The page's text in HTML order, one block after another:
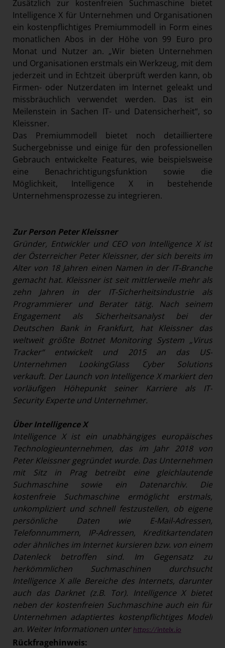
Zusätzlich zur kostenfreien Suchmaschine bietet
Intelligence X für Unternehmen und Organisationen
ein kostenpflichtiges Premiummodell in Form eines
monatlichen Abos in der Höhe von 99 Euro pro
Monat und Nutzer an. „Wir bieten Unternehmen
und Organisationen erstmals ein Werkzeug, mit dem
jederzeit und in Echtzeit überprüft werden kann, ob
Firmen- oder Nutzerdaten im Internet geleakt und
missbräuchlich verwendet werden. Das ist ein
Meilenstein in Sachen IT- und Datensicherheit“, so
Kleissner.
Das Premiummodell bietet noch detailliertere
Suchergebnisse und einige für den professionellen
Gebrauch entwickelte Features, wie beispielsweise
eine Benachrichtigungsfunktion sowie die
Möglichkeit, Intelligence X in bestehende
Unternehmensprozesse zu integrieren.
Zur Person Peter Kleissner
Gründer, Entwickler und CEO von Intelligence X ist
der Österreicher Peter Kleissner, der sich bereits im
Alter von 18 Jahren einen Namen in der IT-Branche
gemacht hat. Kleissner ist seit mittlerweile mehr als
zehn Jahren in der IT-Sicherheitsindustrie als
Programmierer und Berater tätig. Nach seinem
Engagement als Sicherheitsanalyst bei der
Deutschen Bank in Frankfurt, hat Kleissner das
weltweit größte Botnet Monitoring System „Virus
Tracker“ entwickelt und 2015 an das US-
Unternehmen LookingGlass Cyber Solutions
verkauft. Der Launch von Intelligence X markiert den
vorläufigen Höhepunkt seiner Karriere als IT-
Security Experte und Unternehmer.
Über Intelligence X
Intelligence X ist ein unabhängiges europäisches
Technologieunternehmen, das im Jahr 2018 von
Peter Kleissner gegründet wurde. Das Unternehmen
mit Sitz in Prag betreibt eine gleichlautende
Suchmaschine sowie ein Datenarchiv. Die
kostenfreie Suchmaschine ermöglicht erstmals,
unkompliziert und schnell festzustellen, ob eigene
persönliche Daten wie E-Mail-Adressen,
Telefonnummern, IP-Adressen, Kreditkartendaten
oder ähnliches im Internet kursieren bzw. von einem
Datenleck betroffen sind. Im Gegensatz zu
herkömmlichen Suchmaschinen durchsucht
Intelligence X alle Bereiche des Internets, darunter
auch das Darknet (z.B. Tor). Intelligence X bietet
neben der kostenfreien Suchmaschine auch ein für
Unternehmen adaptiertes kostenpflichtiges Modell
an. Weiter Informationen unter https://intelx.io
Rückfragehinweis: